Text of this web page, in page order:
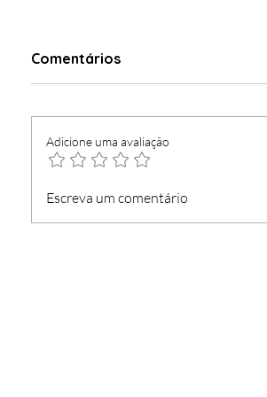
JSD-M "meteu na gaveta"
os primeiros anos de
Comentários
Adicione uma avaliação
Escreva um comentário